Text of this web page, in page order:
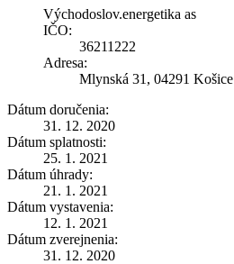
Východoslov.energetika as
IČO:
36211222
Adresa:
Mlynská 31, 04291 Košice
Dátum doručenia:
31. 12. 2020
Dátum splatnosti:
25. 1. 2021
Dátum úhrady:
21. 1. 2021
Dátum vystavenia:
12. 1. 2021
Dátum zverejnenia:
31. 12. 2020